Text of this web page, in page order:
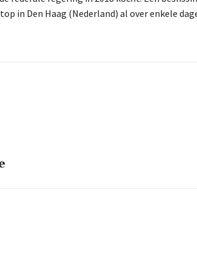
in Den Haag (Nederland) al over enkele